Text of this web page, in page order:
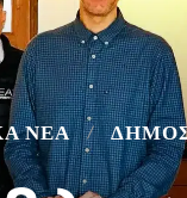
ΝΈΑ